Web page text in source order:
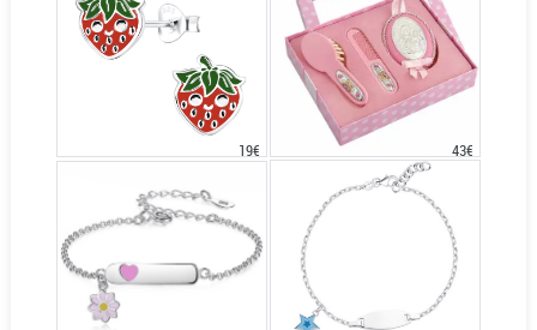
19€ 43€